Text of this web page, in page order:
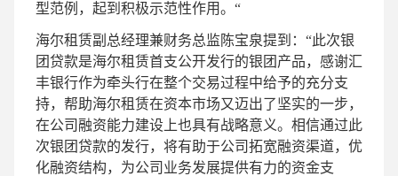
型范例，起到积极示范性作用。“
海尔租赁副总经理兼财务总监陈宝泉提到：“此次银
团贷款是海尔租赁首支公开发行的银团产品，感谢汇
丰银行作为牵头行在整个交易过程中给予的充分支
持，帮助海尔租赁在资本市场又迈出了坚实的一步，
在公司融资能力建设上也具有战略意义。相信通过此
次银团贷款的发行，将有助于公司拓宽融资渠道，优
化融资结构，为公司业务发展提供有力的资金支